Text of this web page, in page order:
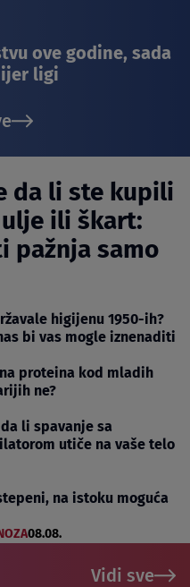
ove godine, sada
ligi
da li ste kupili
ili škart:
pažnja samo
higijenu 1950-ih?
bi vas mogle iznenaditi
proteina kod mladih
ne?
li spavanje sa
utiče na vaše telo
na istoku moguća
08.08.
Vidi sve